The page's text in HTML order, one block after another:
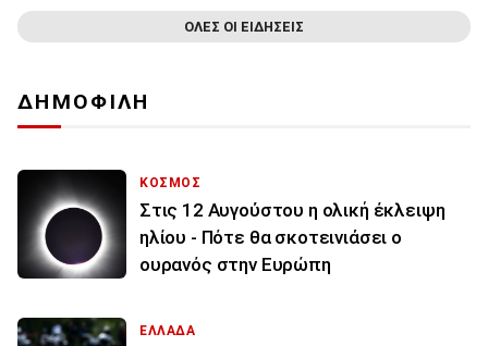
ΟΛΕΣ ΟΙ ΕΙΔΗΣΕΙΣ
ΔΗΜΟΦΙΛΗ
ΚΟΣΜΟΣ
Στις 12 Αυγούστου η ολική έκλειψη
ηλίου - Πότε θα σκοτεινιάσει ο
ουρανός στην Ευρώπη
ΕΛΛΑΔΑ